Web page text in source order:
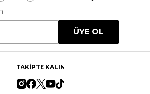
ÜYE OL
TAKİPTE KALIN